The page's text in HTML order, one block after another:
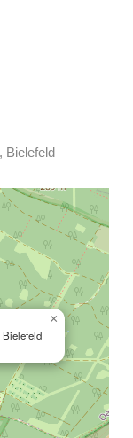
Bielefeld
Bielefeld
×